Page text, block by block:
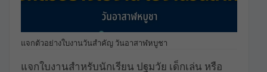
แจกตัวอย่างใบงานวันสำคัญ วันอาสาฬหบูชา
แจกใบงานสำหรับนักเรียน ปฐมวัย เด็กเล่น หรือ